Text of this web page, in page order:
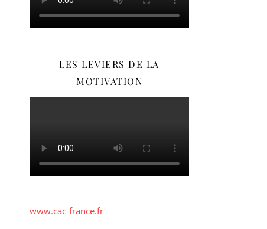
LES LEVIERS DE LA
MOTIVATION
www.cac-france.fr